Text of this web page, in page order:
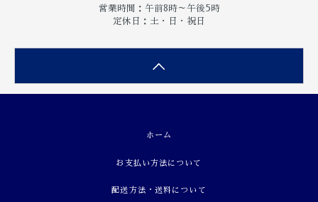
営業時間：午前8時～午後5時
定休日：土・日・祝日
ホーム
お支払い方法について
配送方法・送料について